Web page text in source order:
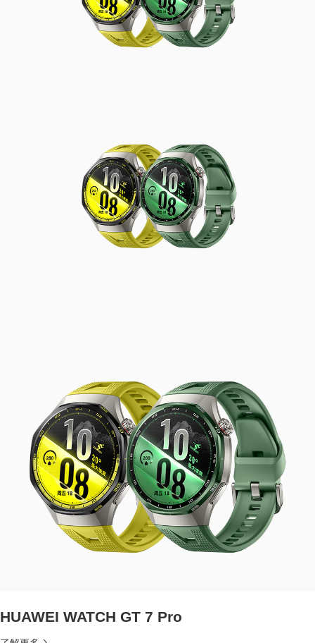
HUAWEI WATCH GT 7 Pro